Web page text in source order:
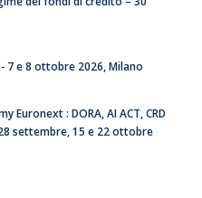
7 e 8 ottobre 2026, Milano
Euronext : DORA, AI ACT, CRD
28 settembre, 15 e 22 ottobre